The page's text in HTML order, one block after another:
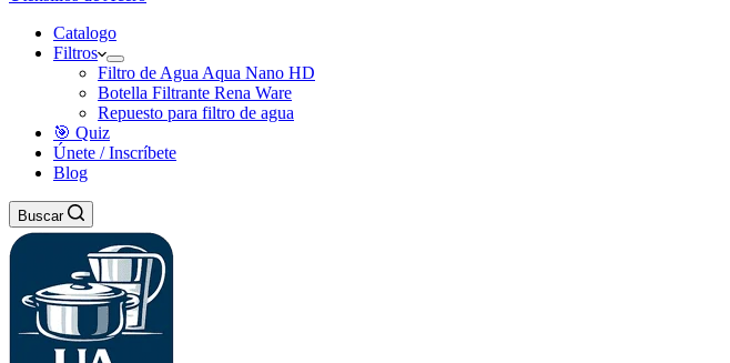
Catalogo
Filtros
Filtro de Agua Aqua Nano HD
Botella Filtrante Rena Ware
Repuesto para filtro de agua
🎯 Quiz
Únete / Inscríbete
Blog
Buscar